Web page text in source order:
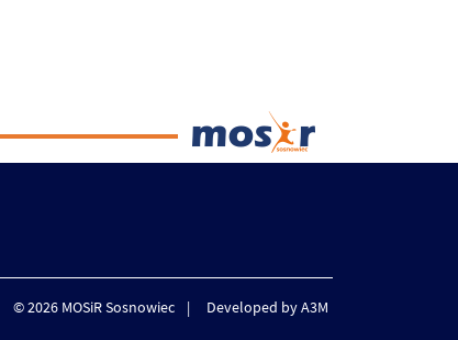
© 2026 MOSiR Sosnowiec Developed by A3M